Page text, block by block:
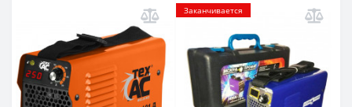
Заканчивается